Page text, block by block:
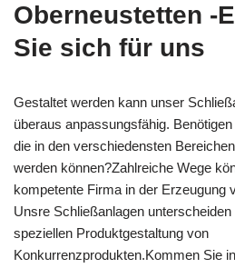
Oberneustetten -
Sie sich für uns
Gestaltet werden kann unser
überaus anpassungsfähig.
die in den verschiedensten
werden können?Zahlreiche Wege
kompetente Firma in der Erzeugung
Unsre Schließanlagen
speziellen Produktgestaltung von
Konkurrenzprodukten.Kommen Sie